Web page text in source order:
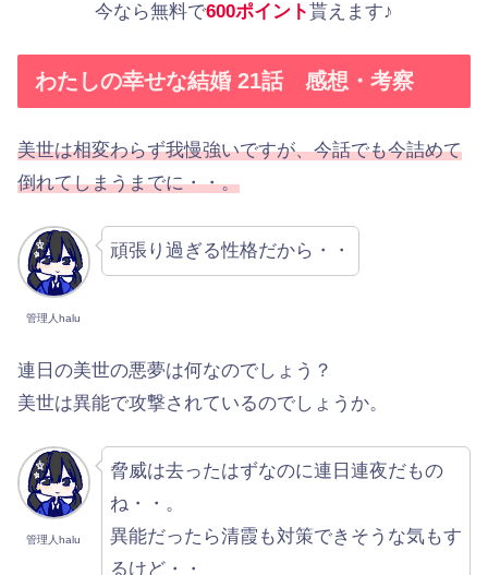
今なら無料で600ポイント貰えます♪
わたしの幸せな結婚 21話 感想・考察
美世は相変わらず我慢強いですが、今話でも今詰めて
倒れてしまうまでに・・。
管理人halu
頑張り過ぎる性格だから・・
連日の美世の悪夢は何なのでしょう？
美世は異能で攻撃されているのでしょうか。
管理人halu
脅威は去ったはずなのに連日連夜だもの
ね・・。
異能だったら清霞も対策できそうな気もす
るけど・・